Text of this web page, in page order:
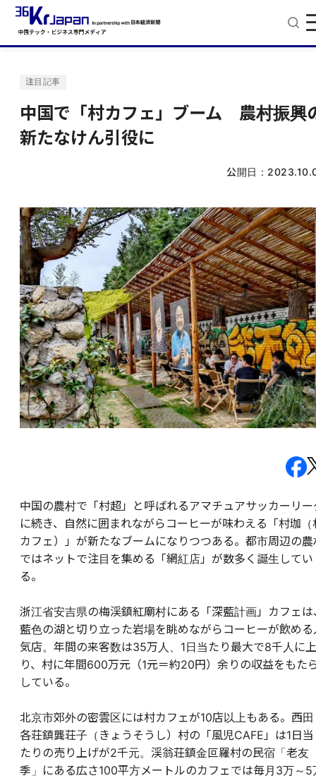
注目記事
中国で「村カフェ」ブーム 農村振興
新たなけん引役に
公開日：
中国の農村で「村超」と呼ばれるアマチュアサッカーリー
に続き、自然に囲まれながらコーヒーが味わえる「村珈（
カフェ）」が新たなブームになりつつある。都市周辺の農
ではネットで注目を集める「網紅店」が数多く誕生してい
る。
浙江省安吉県の梅渓鎮紅廟村にある「深藍計画」カフェは
藍色の湖と切り立った岩場を眺めながらコーヒーが飲める
気店。年間の来客数は35万人、1日当たり最大で8千人に上
り、村に年間600万元（1元＝約20円）余りの収益をもた
している。
北京市郊外の密雲区には村カフェが10店以上もある。西田
各荘鎮龔荘子（きょうそうし）村の「風児CAFE」は1日当
たりの売り上げが2千元。渓翁荘鎮金叵羅村の民宿「老友
季」にある広さ100平方メートルのカフェでは毎月3万～5